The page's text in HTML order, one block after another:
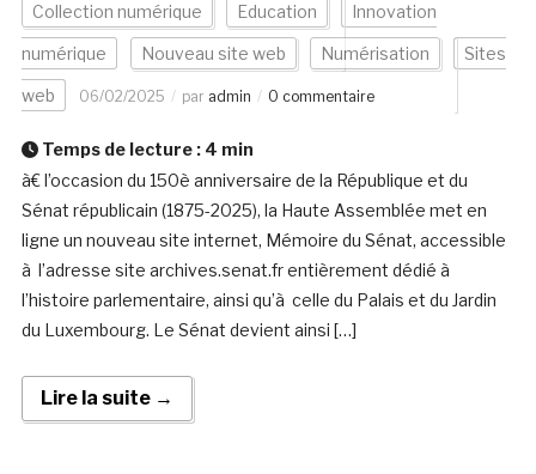
Collection numérique Education Innovation
numérique Nouveau site web Numérisation Sites
web 06/02/2025 par admin 0 commentaire
Temps de lecture : 4 min
à€ l’occasion du 150è anniversaire de la République et du
Sénat républicain (1875-2025), la Haute Assemblée met en
ligne un nouveau site internet, Mémoire du Sénat, accessible
à l’adresse site archives.senat.fr entièrement dédié à
l’histoire parlementaire, ainsi qu’à celle du Palais et du Jardin
du Luxembourg. Le Sénat devient ainsi […]
Lire la suite →